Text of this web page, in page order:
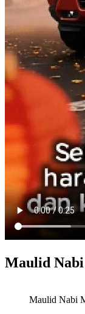
Maulid
Maulid Nabi